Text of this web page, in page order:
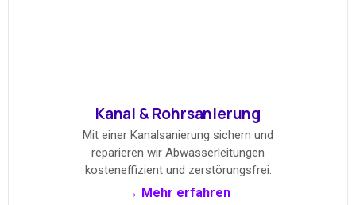
Kanal & Rohrsanierung
Mit einer Kanalsanierung sichern und
reparieren wir Abwasserleitungen
kosteneffizient und zerstörungsfrei.
→ Mehr erfahren